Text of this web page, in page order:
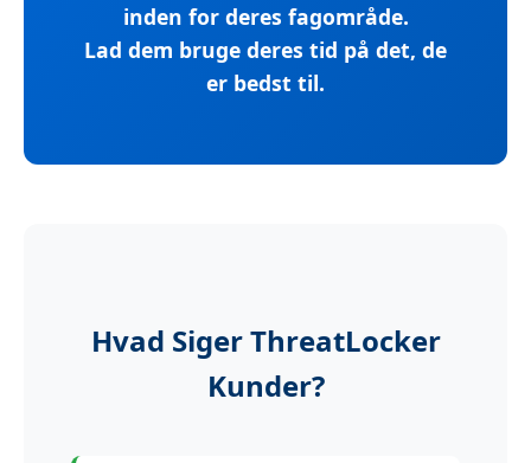
inden for deres fagområde.
Lad dem bruge deres tid på det, de
er bedst til.
Hvad Siger ThreatLocker
Kunder?